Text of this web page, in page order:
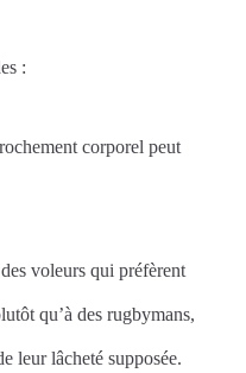
:
corporel peut
voleurs qui préfèrent
qu’à des rugbymans,
leur lâcheté supposée.